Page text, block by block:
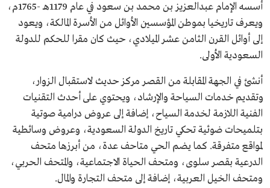
أسسه الإمام عبدالعزيز بن محمد بن سعود في عام 1179هـ -1765م،
ويعرف تاريخيا بموطن المؤسسين الأوائل من الأسرة المالكة، ويعود
إلى أوائل القرن الثامن عشر الميلادي، حيث كان مقرا للحكم للدولة
السعودية الأولى.
أنشئ في الجهة المقابلة من القصر مركز حديث لاستقبال الزوار،
وتقديم خدمات السياحة والإرشاد، ويحتوي على أحدث التقنيات
الفنية اللازمة لخدمة السياح، إضافة إلى عروض درامية صوتية
بتلميحات ضوئية تحكي تاريخ الدولة السعودية، وعروض وسائطية
لمواقع متفرقة. كما يضم الحي متاحف عدة، من أبرزها متحف
الدرعية بقصر سلوى، ومتحف الحياة الاجتماعية، والمتحف الحربي،
ومتحف الخيل العربية، إضافة إلى متحف التجارة والمال.